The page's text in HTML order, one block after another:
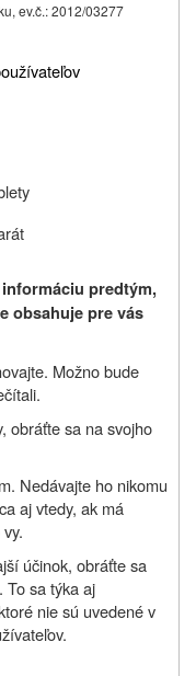
ev.č.: 2012/03277
predtým,
obsahuje pre vás
Možno bude
obráťte sa na svojho
Nedávajte ho nikomu
aj vtedy, ak má
účinok, obráťte sa
To sa týka aj
nie sú uvedené v